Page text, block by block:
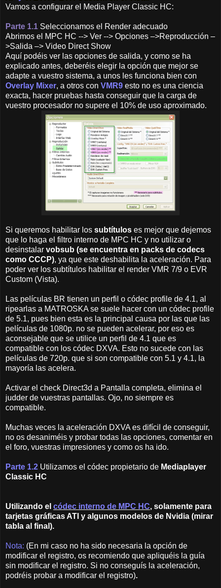
Vamos a configurar el Media Player Classic HC:
Parte 1.1 Seleccionamos el Render adecuado
Abrimos el MPC HC --> Ver --> Opciones –>Reproducción –
>Salida –> Video Direct Show
Aquí podéis ver las opciones de salida, y como se ha
explicado antes, deberéis elegir la opción que mejor se
adapte a vuestro sistema, a unos les funciona bien con
Overlay Mixer, a otros con VMR9 esto no es una ciencia
exacta, hacer pruebas hasta conseguir que la carga de
vuestro procesador no supere el 10% de uso aproximado.
Si queremos habilitar los subtítulos es mejor que dejemos
que lo haga el filtro interno de MPC HC y no utilizar o
desinstalar vobsub (se encuentra en packs de codecs
como CCCP), ya que este deshabilita la aceleración. Para
poder ver los subtítulos habilitar el render VMR 7/9 o EVR
Custom (Vista).
Las películas BR tienen un perfil o códec profile de 4.1, al
ripearlas a MATROSKA se suele hacer con un códec profile
de 5.1, pues bien esta es la principal causa por las que las
películas de 1080p. no se pueden acelerar, por eso es
aconsejable que se utilice un perfil de 4.1 que es
compatible con los códec DXVA. Esto no sucede con las
películas de 720p. que si son compatible con 5.1 y 4.1, la
mayoría las acelera.
Activar el check Direct3d a Pantalla completa, elimina el
judder de vuestras pantallas. Ojo, no siempre es
compatible.
Muchas veces la aceleración DXVA es difícil de conseguir,
no os desaniméis y probar todas las opciones, comentar en
el foro, vuestras impresiones y como os ha ido.
Parte 1.2 Utilizamos el códec propietario de Mediaplayer
Classic HC
Utilizando el códec interno de MPC HC, solamente para
tarjetas gráficas ATI y algunos modelos de Nvidia (mirar
tabla al final).
Nota: (En mi caso no ha sido necesaria la opción de
modificar el registro, os recomiendo que apliquéis la guía
sin modificar el registro. Si no conseguís la aceleración,
podréis probar a modificar el registro).